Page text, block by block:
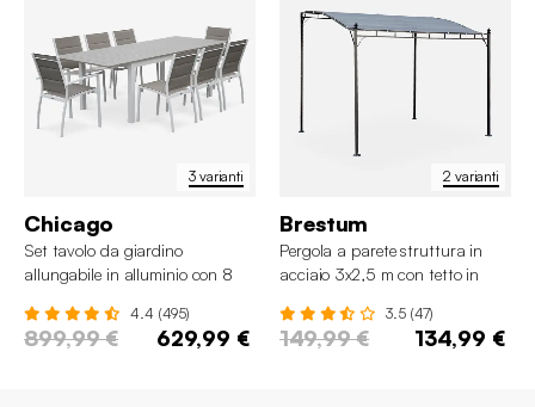
3 varianti
Chicago
Set tavolo da giardino
allungabile in alluminio con 8
4.4 (495)
899,99 € 629,99 €
2 varianti
Brestum
Pergola a parete struttura in
acciaio 3x2,5 m con tetto in
3.5 (47)
149,99 € 134,99 €